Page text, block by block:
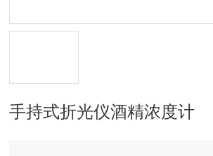
手持式折光仪酒精浓度计